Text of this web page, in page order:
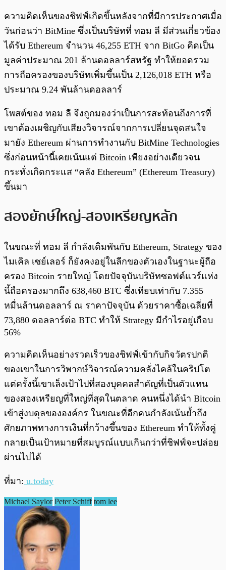
ความคิดเห็นของชิฟฟ์เกิดขึ้นหลังจากที่มีการประกาศเมื่อ
วันก่อนว่า BitMine ซึ่งเป็นบริษัทที่ ทอม ลี มีส่วนเกี่ยวข้อง
ได้รับ Ethereum จำนวน 46,255 ETH จาก BitGo คิดเป็น
มูลค่าประมาณ 201 ล้านดอลลาร์สหรัฐ ทำให้ยอดรวม
การถือครองของบริษัทเพิ่มขึ้นเป็น 2,126,018 ETH หรือ
ประมาณ 9.24 พันล้านดอลลาร์
โพสต์ของ ทอม ลี จึงถูกมองว่าเป็นการสะท้อนถึงการที่
เขาต้องเผชิญกับเสียงวิจารณ์จากการเปลี่ยนจุดสนใจ
มายัง Ethereum ผ่านการทำงานกับ BitMine Technologies
ซึ่งก่อนหน้านี้เคยเน้นแต่ Bitcoin เพียงอย่างเดียวจน
กระทั่งเกิดกระแส “คลัง Ethereum” (Ethereum Treasury)
ขึ้นมา
สองยักษ์ใหญ่-สองเหรียญหลัก
ในขณะที่ ทอม ลี กำลังเดิมพันกับ Ethereum, Strategy ของ
ไมเคิล เซย์เลอร์ ก็ยังคงอยู่ในลีกของตัวเองในฐานะผู้ถือ
ครอง Bitcoin รายใหญ่ โดยปัจจุบันบริษัทซอฟต์แวร์แห่ง
นี้ถือครองมากถึง 638,460 BTC ซึ่งเทียบเท่ากับ 7.355
หมื่นล้านดอลลาร์ ณ ราคาปัจจุบัน ด้วยราคาซื้อเฉลี่ยที่
73,880 ดอลลาร์ต่อ BTC ทำให้ Strategy มีกำไรอยู่เกือบ
56%
ความคิดเห็นอย่างรวดเร็วของชิฟฟ์เข้ากับกิจวัตรปกติ
ของเขาในการวิพากษ์วิจารณ์ความคลั่งไคล้ในคริปโต
แต่ครั้งนี้เขาเล็งเป้าไปที่สองบุคคลสำคัญที่เป็นตัวแทน
ของสองเหรียญที่ใหญ่ที่สุดในตลาด คนหนึ่งได้นำ Bitcoin
เข้าสู่งบดุลขององค์กร ในขณะที่อีกคนกำลังเน้นย้ำถึง
ศักยภาพทางการเงินที่กว้างขึ้นของ Ethereum ทำให้ทั้งคู่
กลายเป็นเป้าหมายที่สมบูรณ์แบบเกินกว่าที่ชิฟฟ์จะปล่อย
ผ่านไปได้
ที่มา: u.today
Michael Saylor Peter Schiff tom lee